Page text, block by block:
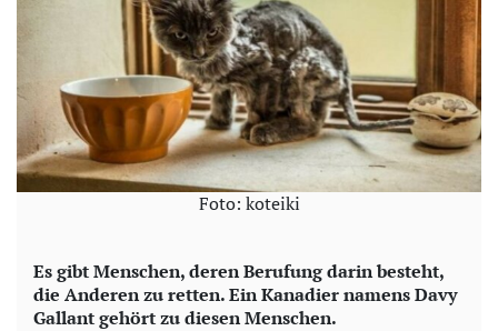
Foto: koteiki
Es gibt Menschen, deren Berufung darin besteht,
die Anderen zu retten. Ein Kanadier namens Davy
Gallant gehört zu diesen Menschen.